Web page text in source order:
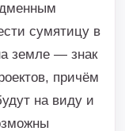
сумятицу в
земле — знак
причём
на виду и